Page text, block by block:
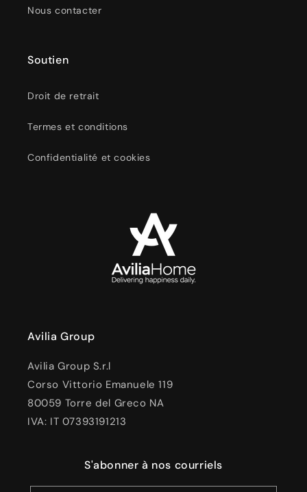
Nous contacter
Soutien
Droit de retrait
Termes et conditions
Confidentialité et cookies
Avilia Group
Avilia Group S.r.l
Corso Vittorio Emanuele 119
80059 Torre del Greco NA
IVA: IT 07393191213
S'abonner à nos courriels